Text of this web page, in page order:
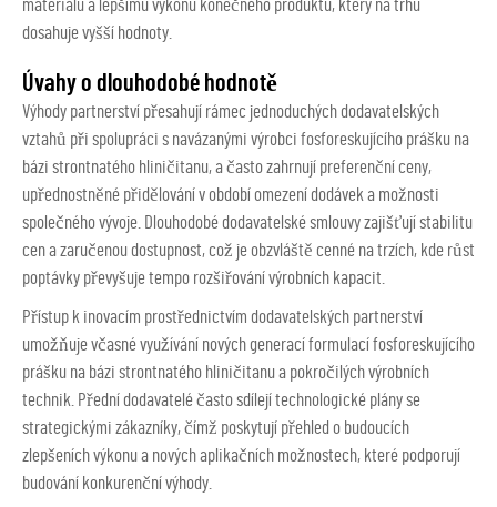
materiálu a lepšímu výkonu konečného produktu, který na trhu
dosahuje vyšší hodnoty.
Úvahy o dlouhodobé hodnotě
Výhody partnerství přesahují rámec jednoduchých dodavatelských
vztahů při spolupráci s navázanými výrobci fosforeskujícího prášku na
bázi strontnatého hliničitanu, a často zahrnují preferenční ceny,
upřednostněné přidělování v období omezení dodávek a možnosti
společného vývoje. Dlouhodobé dodavatelské smlouvy zajišťují stabilitu
cen a zaručenou dostupnost, což je obzvláště cenné na trzích, kde růst
poptávky převyšuje tempo rozšiřování výrobních kapacit.
Přístup k inovacím prostřednictvím dodavatelských partnerství
umožňuje včasné využívání nových generací formulací fosforeskujícího
prášku na bázi strontnatého hliničitanu a pokročilých výrobních
technik. Přední dodavatelé často sdílejí technologické plány se
strategickými zákazníky, čímž poskytují přehled o budoucích
zlepšeních výkonu a nových aplikačních možnostech, které podporují
budování konkurenční výhody.